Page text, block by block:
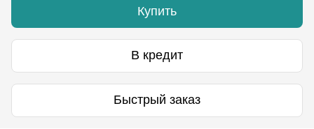
Купить
В кредит
Быстрый заказ